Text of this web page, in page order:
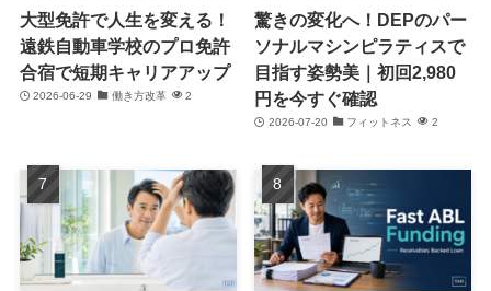
大型免許で人生を変える！
遠鉄自動車学校のプロ免許
合宿で短期キャリアアップ
2026-06-29 働き方改革 2
驚きの変化へ！DEPのパー
ソナルマシンピラティスで
目指す姿勢美｜初回2,980
円を今すぐ確認
2026-07-20 フィットネス 2